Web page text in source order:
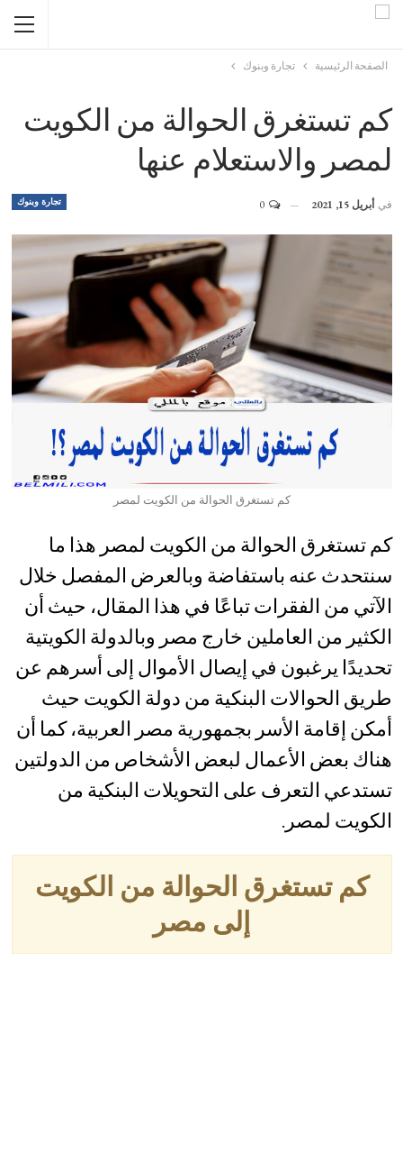
الصفحة الرئيسية تجارة وبنوك
كم تستغرق الحوالة من الكويت
لمصر والاستعلام عنها
تجارة وبنوك في أبريل 15, 2021 0
كم تستغرق الحوالة من الكويت لمصر
كم تستغرق الحوالة من الكويت لمصر هذا ما
سنتحدث عنه باستفاضة وبالعرض المفصل خلال
الآتي من الفقرات تباعًا في هذا المقال، حيث أن
الكثير من العاملين خارج مصر وبالدولة الكويتية
تحديدًا يرغبون في إيصال الأموال إلى أسرهم عن
طريق الحوالات البنكية من دولة الكويت حيث
أمكن إقامة الأسر بجمهورية مصر العربية، كما أن
هناك بعض الأعمال لبعض الأشخاص من الدولتين
تستدعي التعرف على التحويلات البنكية من
الكويت لمصر.
كم تستغرق الحوالة من الكويت
إلى مصر